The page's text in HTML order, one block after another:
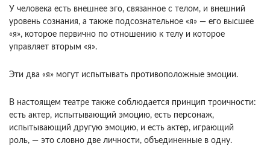
У человека есть внешнее эго, связанное с телом, и внешний
уровень сознания, а также подсознательное «я» — его высшее
«я», которое первично по отношению к телу и которое
управляет вторым «я».
Эти два «я» могут испытывать противоположные эмоции.
В настоящем театре также соблюдается принцип троичности:
есть актер, испытывающий эмоцию, есть персонаж,
испытывающий другую эмоцию, и есть актер, играющий
роль, — это словно две личности, объединенные в одну.